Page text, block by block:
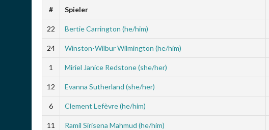
# Spieler
22 Bertie Carrington (he/him)
24 Winston-Wilbur Wilmington (he/him)
1 Miriel Janice Redstone (she/her)
12 Evanna Sutherland (she/her)
6 Clement Lefèvre (he/him)
11 Ramil Sirisena Mahmud (he/him)